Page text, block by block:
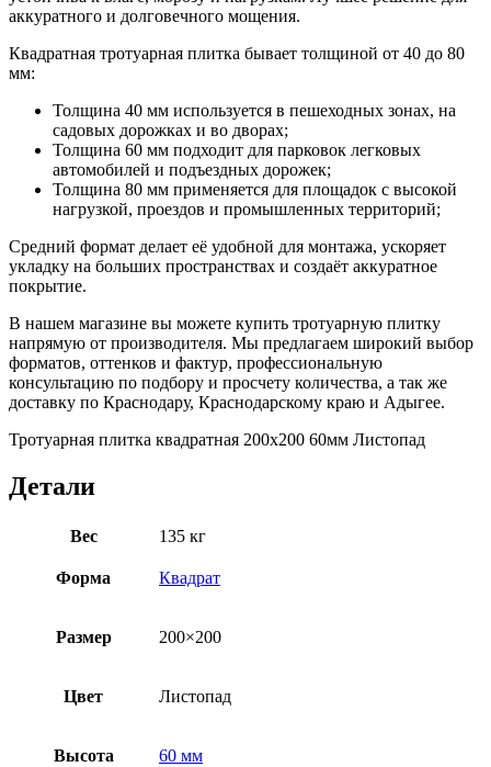
аккуратного и долговечного мощения.
Квадратная тротуарная плитка бывает толщиной от 40 до 80
мм:
Толщина 40 мм используется в пешеходных зонах, на
садовых дорожках и во дворах;
Толщина 60 мм подходит для парковок легковых
автомобилей и подъездных дорожек;
Толщина 80 мм применяется для площадок с высокой
нагрузкой, проездов и промышленных территорий;
Средний формат делает её удобной для монтажа, ускоряет
укладку на больших пространствах и создаёт аккуратное
покрытие.
В нашем магазине вы можете купить тротуарную плитку
напрямую от производителя. Мы предлагаем широкий выбор
форматов, оттенков и фактур, профессиональную
консультацию по подбору и просчету количества, а так же
доставку по Краснодару, Краснодарскому краю и Адыгее.
Тротуарная плитка квадратная 200х200 60мм Листопад
Детали
Вес 135 кг
Форма Квадрат
Размер 200×200
Цвет Листопад
Высота 60 мм